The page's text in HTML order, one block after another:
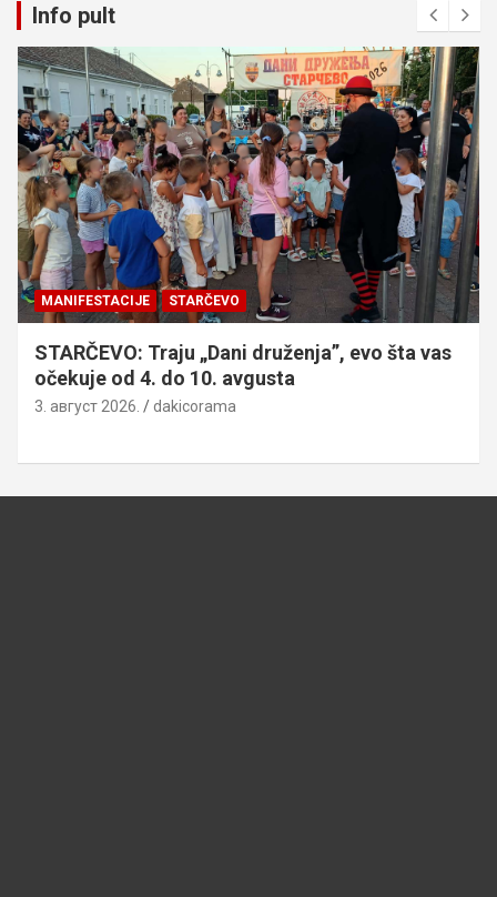
Info pult
MANIFESTACIJE STARČEVO
STARČEVO: Traju „Dani druženja”, evo šta vas
očekuje od 4. do 10. avgusta
3. август 2026. dakicorama